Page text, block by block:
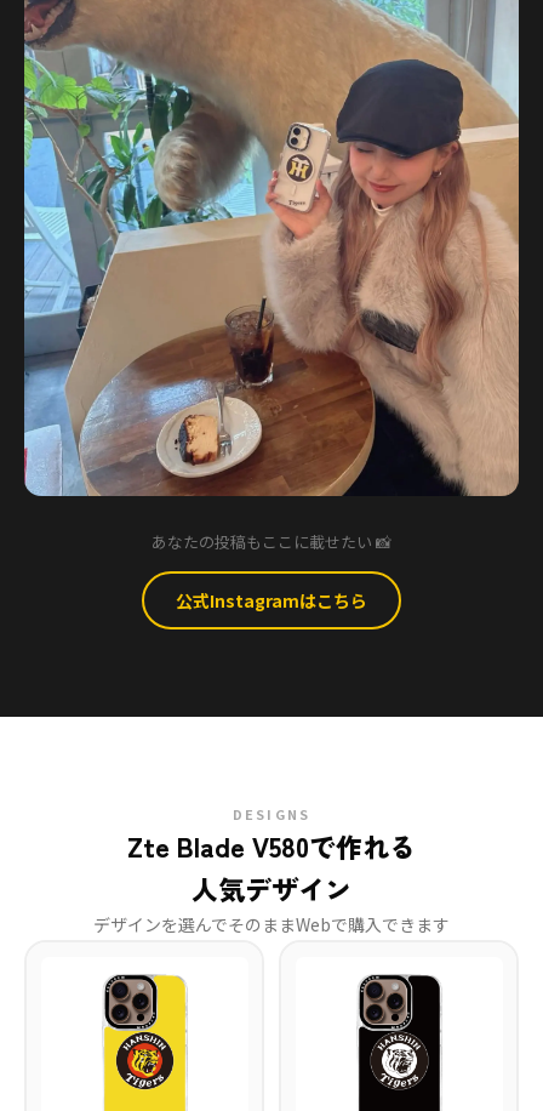
あなたの投稿もここに載せたい 📸
公式Instagramはこちら
DESIGNS
Zte Blade V580で作れる
人気デザイン
デザインを選んでそのままWebで購入できます